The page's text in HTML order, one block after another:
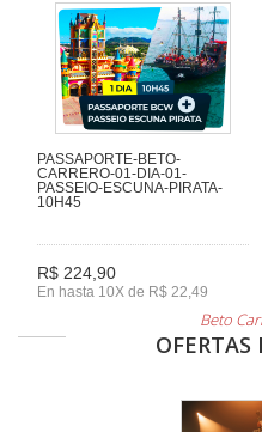
PASSAPORTE-BETO-
CARRERO-01-DIA-01-
PASSEIO-ESCUNA-PIRATA-
10H45
R$ 224,90
En hasta 10X de R$ 22,49
Beto
OFERTAS